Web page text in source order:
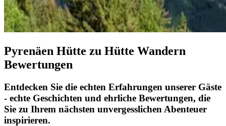
Pyrenäen Hütte zu Hütte Wandern
Bewertungen
Entdecken Sie die echten Erfahrungen unserer Gäste
- echte Geschichten und ehrliche Bewertungen, die
Sie zu Ihrem nächsten unvergesslichen Abenteuer
inspirieren.